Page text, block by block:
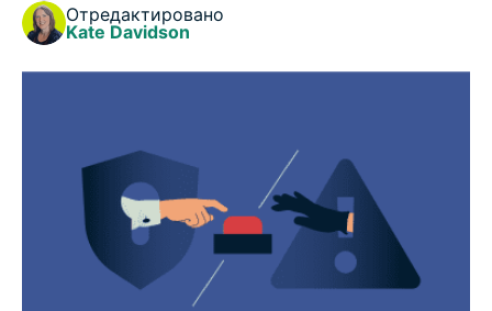
Какие риски несет использование IP-
стрессеров и бутеров?
Что делать, если вы подверглись DDoS-атаке
Практические примеры
Отредактировано
Kate Davidson